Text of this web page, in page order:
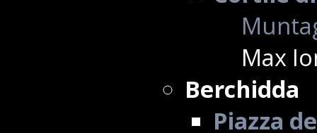
Max
Berchidda
Piazza